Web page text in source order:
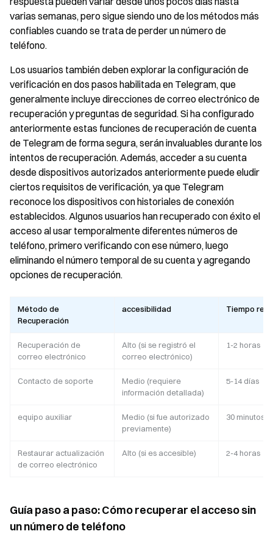
varias semanas, pero sigue siendo uno de los métodos más
confiables cuando se trata de perder un número de
teléfono.
Los usuarios también deben explorar la configuración de
verificación en dos pasos habilitada en Telegram, que
generalmente incluye direcciones de correo electrónico de
recuperación y preguntas de seguridad. Si ha configurado
anteriormente estas funciones de recuperación de cuenta
de Telegram de forma segura, serán invaluables durante los
intentos de recuperación. Además, acceder a su cuenta
desde dispositivos autorizados anteriormente puede eludir
ciertos requisitos de verificación, ya que Telegram
reconoce los dispositivos con historiales de conexión
establecidos. Algunos usuarios han recuperado con éxito el
acceso al usar temporalmente diferentes números de
teléfono, primero verificando con ese número, luego
eliminando el número temporal de su cuenta y agregando
opciones de recuperación.
Método de
Recuperación
accesibilidad Tiempo
Recuperación de
correo electrónico
Alto (si se registró el
correo electrónico)
1-2 horas
Contacto de soporte
Medio (requiere
información detallada)
5-14 días
equipo auxiliar
Medio (si fue autorizado
previamente)
30 minutos
Restaurar actualización
de correo electrónico
Alto (si es accesible) 2-4 horas
Guía paso a paso: Cómo recuperar el acceso sin
un número de teléfono